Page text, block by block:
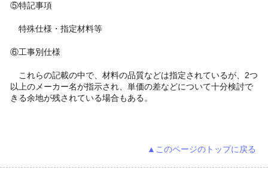
⑤特記事項
特殊仕様・指定材料等
⑥工事別仕様
これらの記載の中で、材料の品質などは指定されているが、2つ
以上のメーカー名が指示され、単価の差などについて十分検討で
きる余地が残されている場合もある。
▲このページのトップに戻る